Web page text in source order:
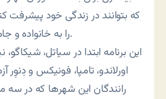
که بتوانند در زندگی خود پیشرفت
را به خانواده و جامعه خود ارائه دهند.
این برنامه ابتدا در سیاتل، شیکاگو،
اورلاندو، تامپا، فونیکس و
رانندگان این شهرها که در سه